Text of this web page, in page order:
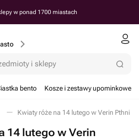
w ponad 1700 miastach
i sklepy
bento Kosze i zestawy upominkowe
Kwiaty róże na 14 lutego w Verin Pthni
14 lutego w Verin